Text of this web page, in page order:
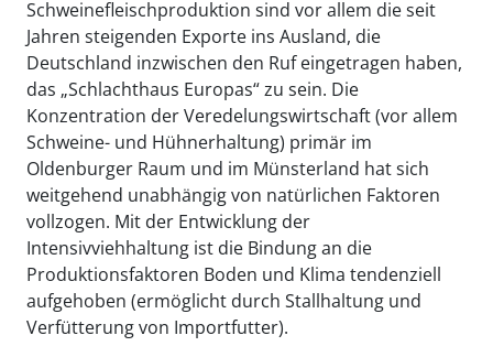
Schweinefleischproduktion sind vor allem die seit
Jahren steigenden Exporte ins Ausland, die
Deutschland inzwischen den Ruf eingetragen haben,
das „Schlachthaus Europas“ zu sein. Die
Konzentration der Veredelungswirtschaft (vor allem
Schweine- und Hühnerhaltung) primär im
Oldenburger Raum und im Münsterland hat sich
weitgehend unabhängig von natürlichen Faktoren
vollzogen. Mit der Entwicklung der
Intensivviehhaltung ist die Bindung an die
Produktionsfaktoren Boden und Klima tendenziell
aufgehoben (ermöglicht durch Stallhaltung und
Verfütterung von Importfutter).